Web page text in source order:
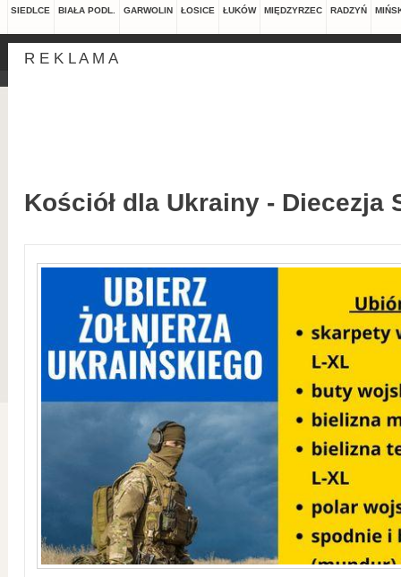
SIEDLCE BIAŁA PODL. GARWOLIN ŁOSICE ŁUKÓW MIĘDZYRZEC RADZYŃ
R E K L A M A
Kościół dla Ukrainy - Diecezja